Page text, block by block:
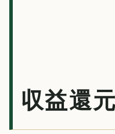
収益還